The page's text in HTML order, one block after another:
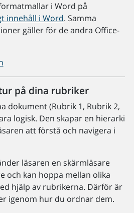
i Word på
innehåll i Word. Samma
gäller för de andra Office-
på dina rubriker
dokument (Rubrik 1, Rubrik 2,
logisk. Den skapar en hierarki
att förstå och navigera i
läsaren en skärmläsare
och kan hoppa mellan olika
hjälp av rubrikerna. Därför är
igenom hur du ordnar dem.